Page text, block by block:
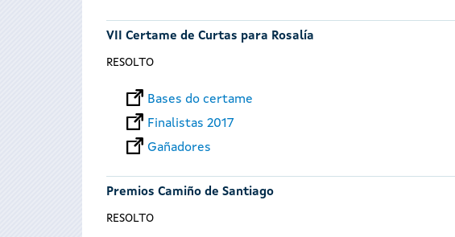
VII Certame de Curtas para Rosalía
RESOLTO
Bases do certame
Finalistas 2017
Gañadores
Premios Camiño de Santiago
RESOLTO